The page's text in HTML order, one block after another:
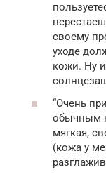
своему
уходе
кожи. Ну
“Очень
обычным
мягкая,
(кожа у